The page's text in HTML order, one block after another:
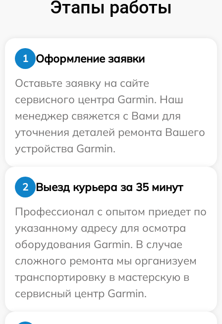
Этапы работы
1
Оформление заявки
Оставьте заявку на сайте
сервисного центра Garmin. Наш
менеджер свяжется с Вами для
уточнения деталей ремонта Вашего
устройства Garmin.
2
Выезд курьера за 35 минут
Профессионал с опытом приедет по
указанному адресу для осмотра
оборудования Garmin. В случае
сложного ремонта мы организуем
транспортировку в мастерскую в
сервисный центр Garmin.